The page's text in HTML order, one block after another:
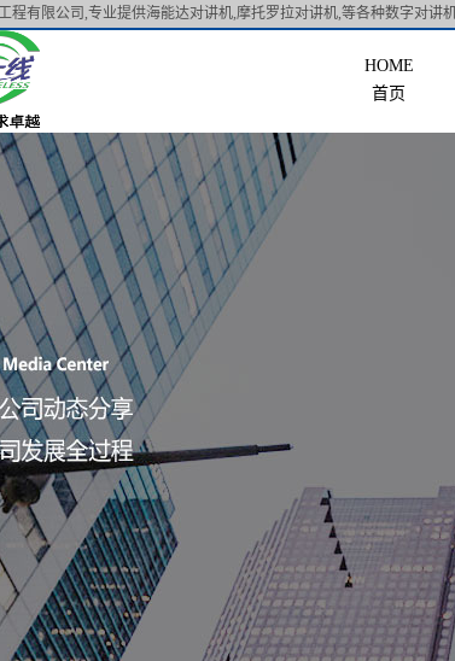
程有限公司,专业提供海能达对讲机,摩托罗拉对讲机,等各种数字对讲
首页